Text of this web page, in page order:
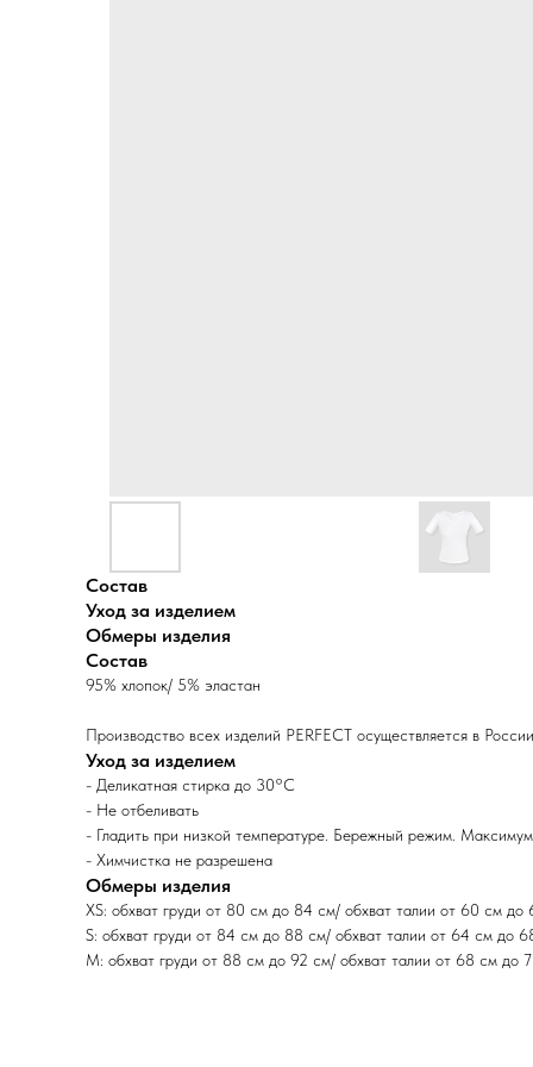
Состав
Уход за изделием
Обмеры изделия
Состав
95% хлопок/ 5% эластан
Производство всех изделий PERFECT осуществляется в России.
Уход за изделием
- Деликатная стирка до 30°C
- Не отбеливать
- Гладить при низкой температуре. Бережный режим.
- Химчистка не разрешена
Обмеры изделия
XS: обхват груди от 80 см до 84 см/ обхват талии от 60 см до
S: обхват груди от 84 см до 88 см/ обхват талии от 64 см до
M: обхват груди от 88 см до 92 см/ обхват талии от 68 см до